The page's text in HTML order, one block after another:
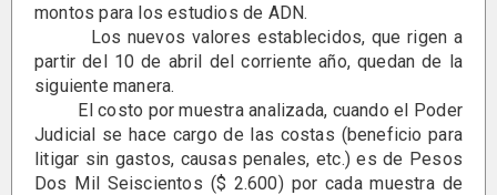
montos para los estudios de ADN.
Los nuevos valores establecidos, que rigen a
partir del 10 de abril del corriente año, quedan de la
siguiente manera.
El costo por muestra analizada, cuando el Poder
Judicial se hace cargo de las costas (beneficio para
litigar sin gastos, causas penales, etc.) es de Pesos
Dos Mil Seiscientos ($ 2.600) por cada muestra de